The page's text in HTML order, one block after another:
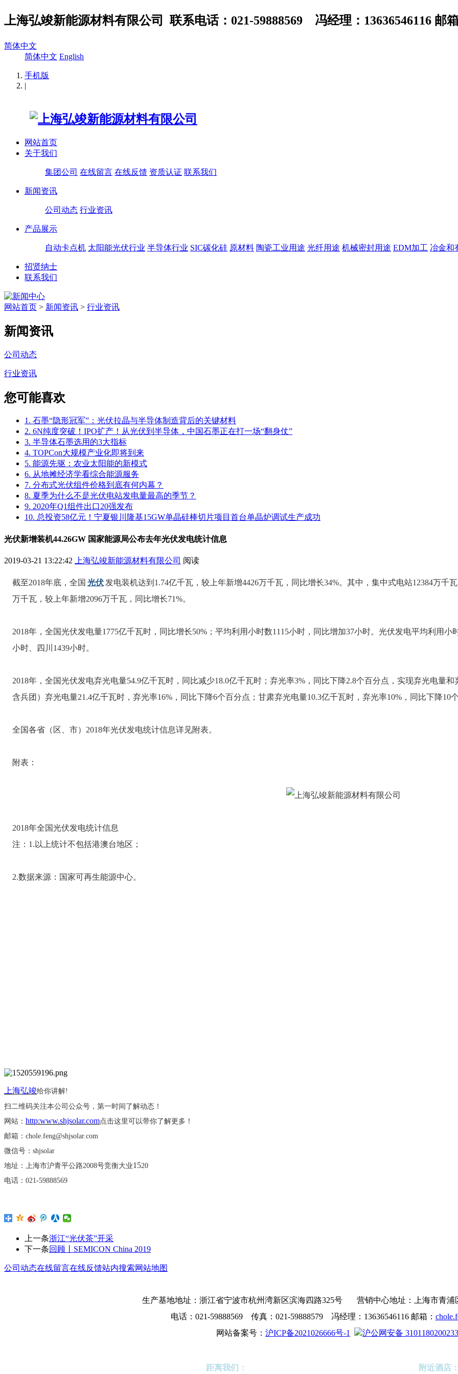
上海弘竣新能源材料有限公司 联系电话：021-59888569 冯经理：13636546116 邮箱
简体中文
简体中文 English
手机版
|
网站首页
关于我们
集团公司 在线留言 在线反馈 资质认证 联系我们
新闻资讯
公司动态 行业资讯
产品展示
自动卡点机 太阳能光伏行业 半导体行业 SIC碳化硅 原材料 陶瓷工业用途 光纤用途 机械密封用途 EDM加工 冶金和
招贤纳士
联系我们
网站首页 > 新闻资讯 > 行业资讯
新闻资讯
公司动态
行业资讯
您可能喜欢
1. 石墨“隐形冠军”：光伏拉晶与半导体制造背后的关键材料
2. 6N纯度突破！IPO扩产！从光伏到半导体，中国石墨正在打一场“翻身仗”
3. 半导体石墨选用的3大指标
4. TOPCon大规模产业化即将到来
5. 能源先驱：农业太阳能的新模式
6. 从地摊经济学看综合能源服务
7. 分布式光伏组件价格到底有何内幕？
8. 夏季为什么不是光伏电站发电量最高的季节？
9. 2020年Q1组件出口20强发布
10. 总投资58亿元！宁夏银川隆基15GW单晶硅棒切片项目首台单晶炉调试生产成功
光伏新增装机44.26GW 国家能源局公布去年光伏发电统计信息
2019-03-21 13:22:42 上海弘竣新能源材料有限公司 阅读
截至2018年底，全国 光伏 发电装机达到1.74亿千瓦，较上年新增4426万千瓦，同比增长34%。其中，集中式电站12384万千
万千瓦，较上年新增2096万千瓦，同比增长71%。
2018年，全国光伏发电量1775亿千瓦时，同比增长50%；平均利用小时数1115小时，同比增加37小时。光伏发电平均利用
小时、四川1439小时。
2018年，全国光伏发电弃光电量54.9亿千瓦时，同比减少18.0亿千瓦时；弃光率3%，同比下降2.8个百分点，实现弃光电量
含兵团）弃光电量21.4亿千瓦时，弃光率16%，同比下降6个百分点；甘肃弃光电量10.3亿千瓦时，弃光率10%，同比下降10个
全国各省（区、市）2018年光伏发电统计信息详见附表。
附表：
2018年全国光伏发电统计信息
注：1.以上统计不包括港澳台地区；
2.数据来源：国家可再生能源中心。
上海弘竣给你讲解!
扫二维码关注本公司公众号，第一时间了解动态！
网站： http:www.shjsolar.com点击这里可以带你了解更多！
邮箱： chole.feng@shjsolar.com
微信号： shjsolar
地址：上海市沪青平公路2008号竞衡大业1520
电话： 021-59888569
上一条浙江“光伏茶”开采
下一条回顾丨SEMICON China 2019
公司动态在线留言在线反馈站内搜索网站地图
生产基地地址：浙江省宁波市杭州湾新区滨海四路325号 营销中心地址：上海市青浦
电话：021-59888569 传真：021-59888579 冯经理：13636546116 邮箱：
网站备案号： 沪ICP备2021026666号-1 沪公网安备
距离我们： 附近酒店：